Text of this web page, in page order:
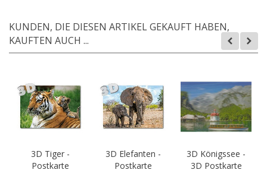
KUNDEN, DIE DIESEN ARTIKEL GEKAUFT HABEN,
KAUFTEN AUCH ...
3D Tiger -
Postkarte
3D Elefanten -
Postkarte
3D Königssee -
3D Postkarte